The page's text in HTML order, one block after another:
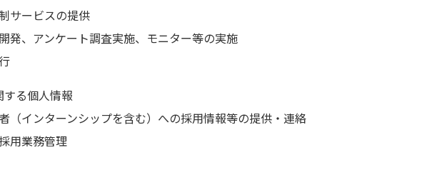
サービスの提供
発、アンケート調査実施、モニター等の実施
する個人情報
（インターンシップを含む）への採用情報等の提供・連絡
用業務管理